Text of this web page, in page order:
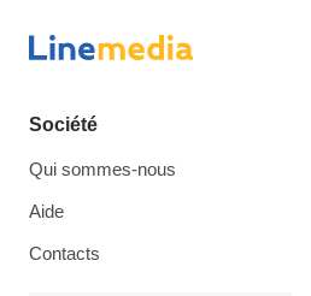
Société
Qui sommes-nous
Aide
Contacts